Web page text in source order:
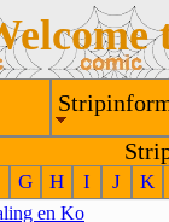
G H I J K
en Ko